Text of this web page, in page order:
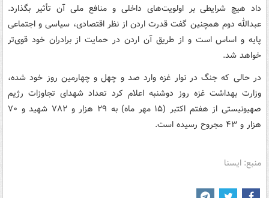
داد هیچ شرایطی بر اولویت‌های داخلی و منافع ملی آن تأثیر بگذارد.
عبدالله دوم همچنین گفت قدرت اردن از نظر اقتصادی، سیاسی و اجتماعی
پایه و اساس است و از طریق آن اردن در حمایت از برادران خود قوی‌تر
خواهد شد.
در حالی که جنگ در نوار غزه وارد صد و چهل و چهارمین روز خود شده،
وزارت بهداشت غزه روز دوشنبه اعلام کرد تعداد شهدای تجاوزات رژیم
صهیونیستی از هفتم اکتبر (۱۵ مهر ماه) به ۲۹ هزار و ۷۸۲ شهید و ۷۰
هزار و ۴۳ مجروح رسیده‌ است.
منبع: ایسنا